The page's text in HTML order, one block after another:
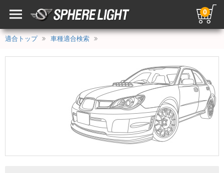
0
適合トップ 車種適合検索